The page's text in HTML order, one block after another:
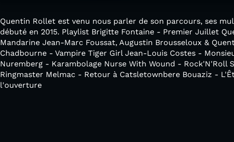
Quentin Rollet est venu nous parler de son parcours, ses
débuté en 2015. Playlist Brigitte Fontaine - Premier Juillet
Mandarine Jean-Marc Foussat, Augustin Brousseloux &
Chadbourne - Vampire Tiger Girl Jean-Louis Costes -
Nuremberg - Karambolage Nurse With Wound - Rock'N'Roll
Ringmaster Melmac - Retour à Catsletownbere Bouaziz -
l'ouverture